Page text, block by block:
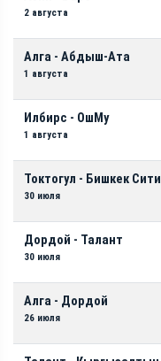
2 августа
Алга - Абдыш-Ата
1 августа
Илбирс - ОшМу
1 августа
Токтогул - Бишкек Сити
30 июля
Дордой - Талант
30 июля
Алга - Дордой
26 июля